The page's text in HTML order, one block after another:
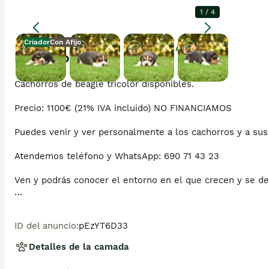
CriadorCon Afijo
Agrandar
1 / 4
Descripción
Cachorros de beagle tricolor disponibles.
Precio: 1100€ (21% IVA incluido) NO FINANCIAMOS
Puedes venir y ver personalmente a los cachorros y a
Atendemos teléfono y WhatsApp: 690 71 43 23
Ven y podrás conocer el entorno en el que crecen y se
ofrecer cachorros sanos y socializados. También nos
nuestro Centro y el entorno en el que viven tanto ellos
ID del anuncio:pEzYT6D33
Detalles de la camada